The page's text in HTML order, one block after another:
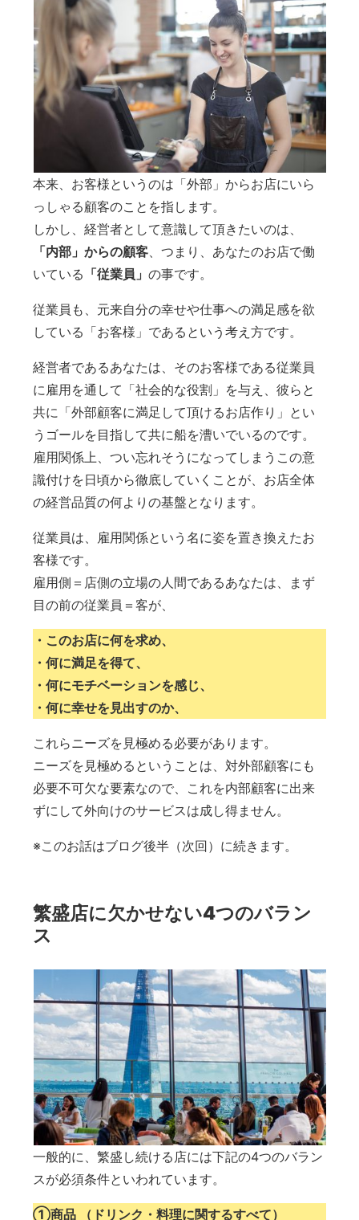
本来、お客様というのは「外部」からお店にいら
っしゃる顧客のことを指します。
しかし、経営者として意識して頂きたいのは、
「内部」からの顧客、つまり、あなたのお店で働
いている 「従業員」の事です。
従業員も、元来自分の幸せや仕事への満足感を欲
している「お客様」であるという考え方です。
経営者であるあなたは、そのお客様である従業員
に雇用を通して「社会的な役割」を与え、彼らと
共に「外部顧客に満足して頂けるお店作り」とい
うゴールを目指して共に船を漕いでいるのです。
雇用関係上、つい忘れそうになってしまうこの意
識付けを日頃から徹底していくことが、お店全体
の経営品質の何よりの基盤となります。
従業員は、雇用関係という名に姿を置き換えたお
客様です。
雇用側＝店側の立場の人間であるあなたは、まず
目の前の従業員＝客が、
・このお店に何を求め、
・何に満足を得て、
・何にモチベーションを感じ、
・何に幸せを見出すのか、
これらニーズを見極める必要があります。
ニーズを見極めるということは、対外部顧客にも
必要不可欠な要素なので、これを内部顧客に出来
ずにして外向けのサービスは成し得ません。
※このお話はブログ後半（次回）に続きます。
繁盛店に欠かせない4つのバラン
ス
一般的に、繁盛し続ける店には下記の4つのバラン
スが必須条件といわれています。
①商品 （ドリンク・料理に関するすべて）